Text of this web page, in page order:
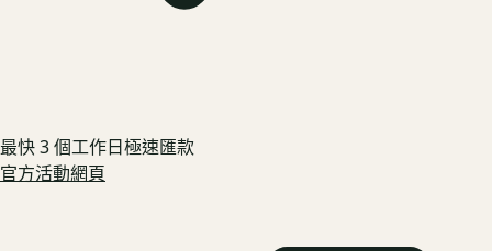
最快 3 個工作日極速匯款
官方活動網頁